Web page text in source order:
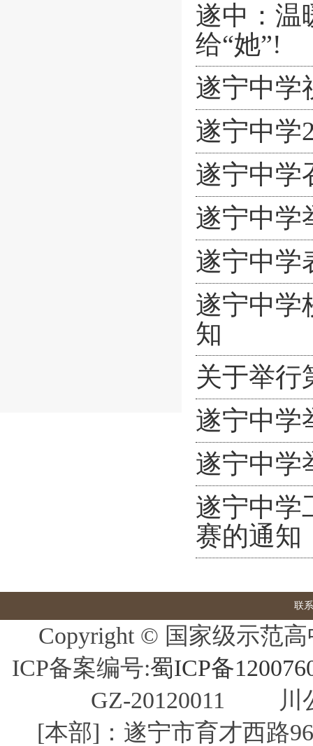
遂中：温
给“她”!
遂宁中学
遂宁中学
遂宁中学
遂宁中学
遂宁中学
遂宁中学
知
关于举行
遂宁中学
遂宁中学
遂宁中学
赛的通知
联
Copyright © 国家级示范
ICP备案编号:蜀ICP备
GZ-20120011 川公
[本部]：遂宁市育才西路